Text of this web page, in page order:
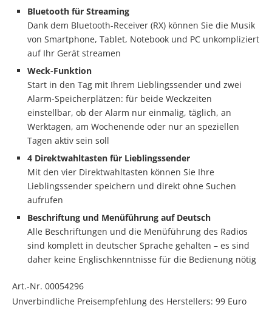
Bluetooth für Streaming
Dank dem Bluetooth-Receiver (RX) können Sie die Musik
von Smartphone, Tablet, Notebook und PC unkompliziert
auf Ihr Gerät streamen
Weck-Funktion
Start in den Tag mit Ihrem Lieblingssender und zwei
Alarm-Speicherplätzen: für beide Weckzeiten
einstellbar, ob der Alarm nur einmalig, täglich, an
Werktagen, am Wochenende oder nur an speziellen
Tagen aktiv sein soll
4 Direktwahltasten für Lieblingssender
Mit den vier Direktwahltasten können Sie Ihre
Lieblingssender speichern und direkt ohne Suchen
aufrufen
Beschriftung und Menüführung auf Deutsch
Alle Beschriftungen und die Menüführung des Radios
sind komplett in deutscher Sprache gehalten – es sind
daher keine Englischkenntnisse für die Bedienung nötig
Art.-Nr. 00054296
Unverbindliche Preisempfehlung des Herstellers: 99 Euro